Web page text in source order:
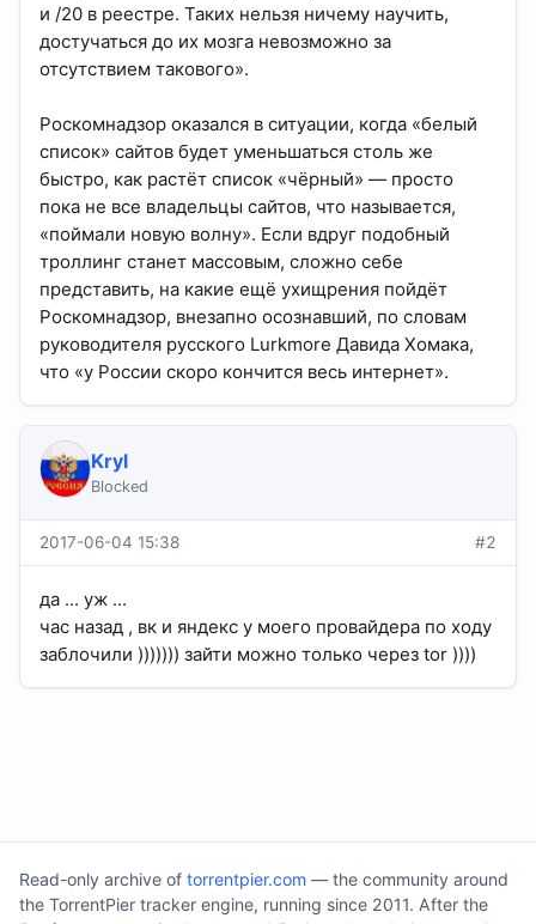
и /20 в реестре. Таких нельзя ничему научить,
достучаться до их мозга невозможно за
отсутствием такового».
Роскомнадзор оказался в ситуации, когда «белый
список» сайтов будет уменьшаться столь же
быстро, как растёт список «чёрный» — просто
пока не все владельцы сайтов, что называется,
«поймали новую волну». Если вдруг подобный
троллинг станет массовым, сложно себе
представить, на какие ещё ухищрения пойдёт
Роскомнадзор, внезапно осознавший, по словам
руководителя русского Lurkmore Давида Хомака,
что «у России скоро кончится весь интернет».
Kryl
Blocked
2017-06-04 15:38 #2
да ... уж ...
час назад , вк и яндекс у моего провайдера по ходу
заблочили ))))))) зайти можно только через tor ))))
Read-only archive of torrentpier.com — the community around
the TorrentPier tracker engine, running since 2011. After the